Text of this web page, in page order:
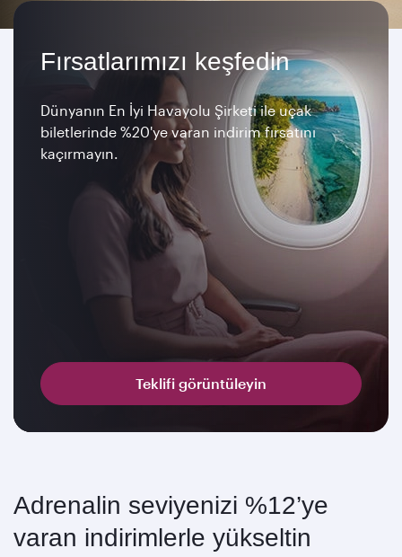
Fırsatlarımızı keşfedin
Dünyanın En İyi Havayolu Şirketi ile uçak
biletlerinde %20'ye varan indirim fırsatını
kaçırmayın.
Teklifi görüntüleyin
Adrenalin seviyenizi %12’ye
varan indirimlerle yükseltin